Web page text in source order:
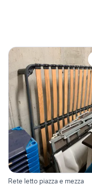
Rete letto piazza e mezza